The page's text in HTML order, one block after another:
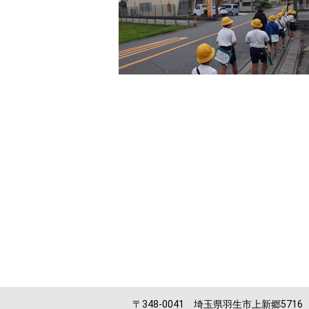
〒348-0041 埼玉県羽生市上新郷5716